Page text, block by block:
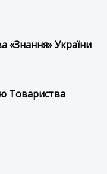
«Знання» України
Товариства